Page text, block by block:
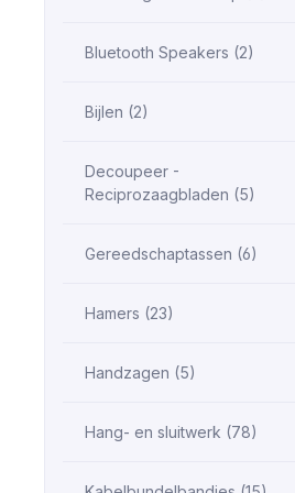
Bluetooth Speakers (2)
Bijlen (2)
Decoupeer -
Reciprozaagbladen (5)
Gereedschaptassen (6)
Hamers (23)
Handzagen (5)
Hang- en sluitwerk (78)